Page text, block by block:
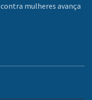
mulheres avança